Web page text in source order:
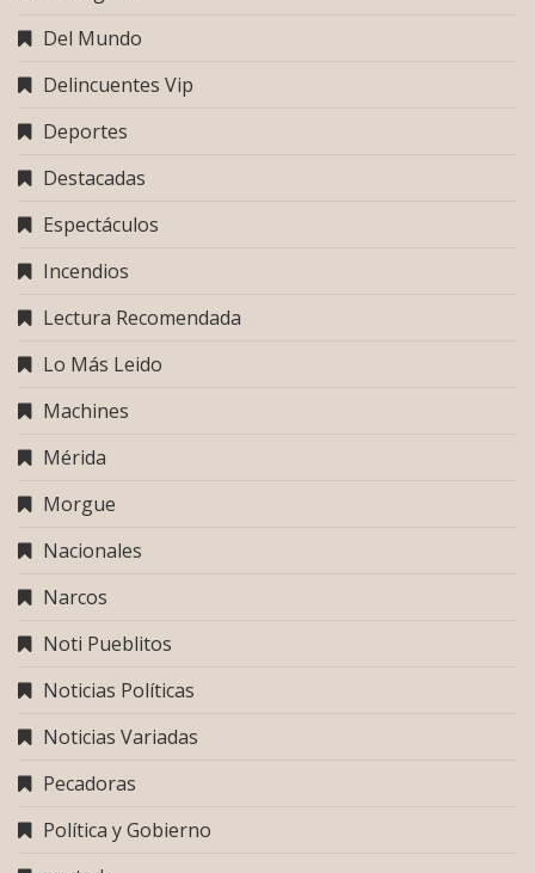
Del Mundo
Delincuentes Vip
Deportes
Destacadas
Espectáculos
Incendios
Lectura Recomendada
Lo Más Leido
Machines
Mérida
Morgue
Nacionales
Narcos
Noti Pueblitos
Noticias Políticas
Noticias Variadas
Pecadoras
Política y Gobierno